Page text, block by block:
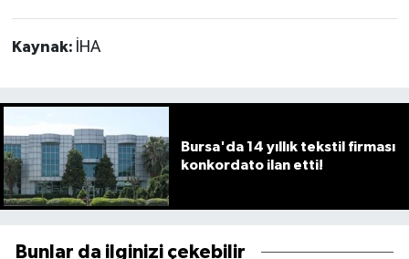
Kaynak: İHA
Bursa'da 14 yıllık tekstil firması
konkordato ilan etti!
Bunlar da ilginizi çekebilir